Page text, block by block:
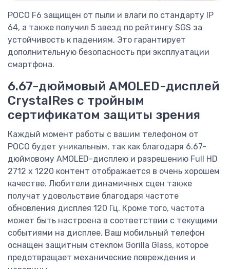
POCO F6 защищен от пыли и влаги по стандарту IP
64, а также получил 5 звезд по рейтингу SGS за
устойчивость к падениям. Это гарантирует
дополнительную безопасность при эксплуатации
смартфона.
6.67-дюймовый AMOLED-дисплей
CrystalRes с тройным
сертификатом защиты зрения
Каждый момент работы с вашим телефоном от
POCO будет уникальным, так как благодаря 6.67-
дюймовому AMOLED-дисплею и разрешению Full HD
2712 x 1220 контент отображается в очень хорошем
качестве. Любители динамичных сцен также
получат удовольствие благодаря частоте
обновления дисплея 120 Гц. Кроме того, частота
может быть настроена в соответствии с текущими
событиями на дисплее. Ваш мобильный телефон
оснащен защитным стеклом Gorilla Glass, которое
предотвращает механические повреждения и